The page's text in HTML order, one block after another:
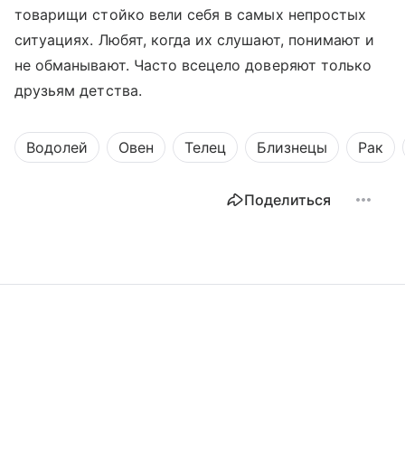
товарищи стойко вели себя в самых непростых
ситуациях. Любят, когда их слушают, понимают и
не обманывают. Часто всецело доверяют только
друзьям детства.
Водолей Овен Телец Близнецы Рак
Поделиться